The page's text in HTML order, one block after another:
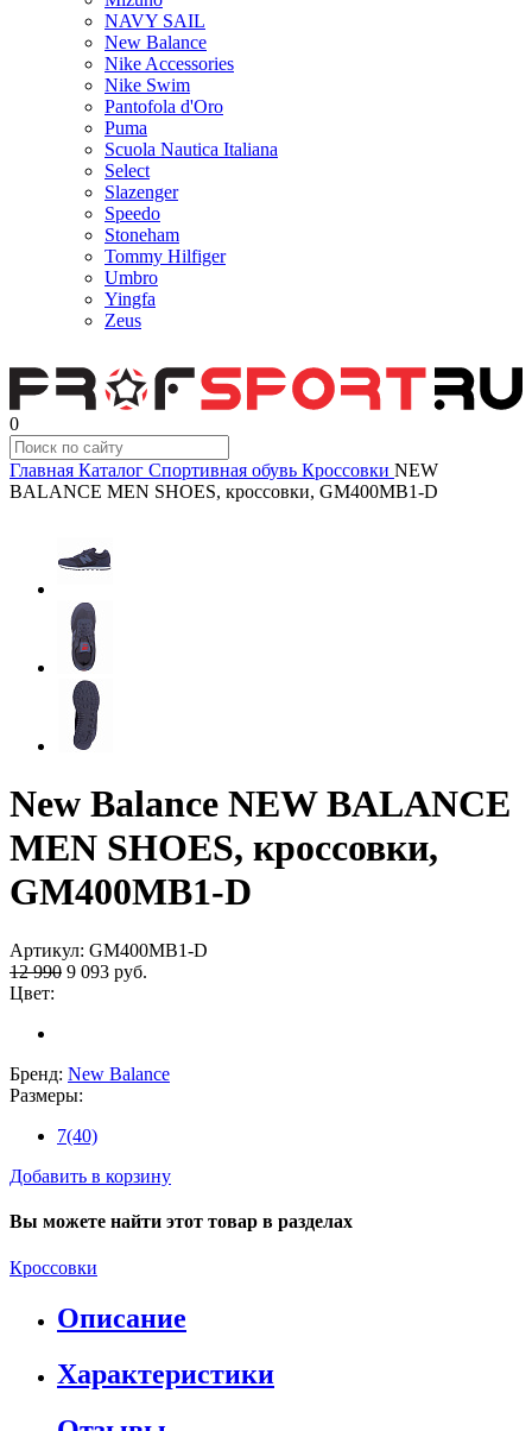
NAVY SAIL
New Balance
Nike Accessories
Nike Swim
Pantofola d'Oro
Puma
Scuola Nautica Italiana
Select
Slazenger
Speedo
Stoneham
Tommy Hilfiger
Umbro
Yingfa
Zeus
0
Главная Каталог Спортивная обувь Кроссовки NEW
BALANCE MEN SHOES, кроссовки, GM400MB1-D
New Balance NEW BALANCE
MEN SHOES, кроссовки,
GM400MB1-D
Артикул: GM400MB1-D
12 990 9 093 руб.
Цвет:
Бренд: New Balance
Размеры:
7(40)
Добавить в корзину
Вы можете найти этот товар в разделах
Кроссовки
Описание
Характеристики